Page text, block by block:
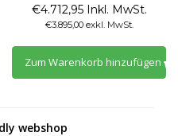
€4.712,95 Inkl. MwSt.
€3.895,00 exkl. MwSt.
Zum Warenkorb hinzufügen
webshop